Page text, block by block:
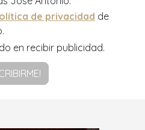
de privacidad de
en recibir publicidad.